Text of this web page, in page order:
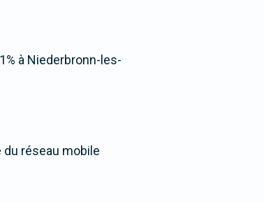
à Niederbronn-les-
réseau mobile